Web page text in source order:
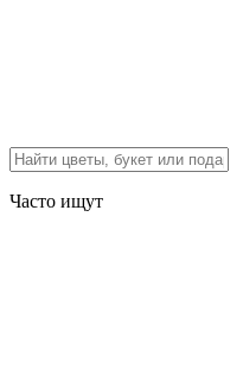
Часто ищут